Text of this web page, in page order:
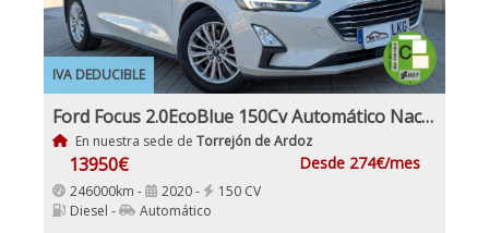
IVA DEDUCIBLE
Ford Focus 2.0EcoBlue 150Cv Automático Nacional IVA y Garantía Incl
En nuestra sede de Torrejón de Ardoz
13950€ Desde 274€/mes
246000km - 2020 -
150 CV
Diesel -
Automático